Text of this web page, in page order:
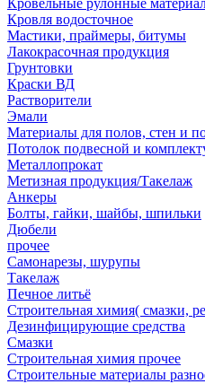
Кровельные рулонные
Кровля водосточное
Мастики, праймеры, битумы
Лакокрасочная продукция
Грунтовки
Краски ВД
Растворители
Эмали
Материалы для полов, стен и
Потолок подвесной и
Металлопрокат
Метизная продукция/Такелаж
Анкеры
Болты, гайки, шайбы, шпильки
Дюбели
прочее
Самонарезы, шурупы
Такелаж
Печное литьё
Строительная химия( смазки,
Дезинфицирующие средства
Смазки
Строительная химия прочее
Строительные материалы